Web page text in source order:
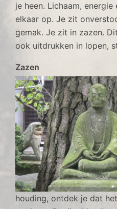
je heen. Lichaam,
elkaar op. Je zit
gemak. Je zit in zazen.
ook uitdrukken in lopen,
Zazen
houding, ontdek je dat